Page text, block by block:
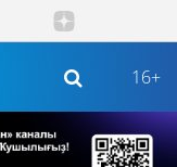
16+